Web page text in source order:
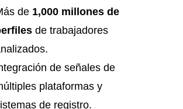
de 1,000 millones de
de trabajadores
de señales de
plataformas y
de registro.